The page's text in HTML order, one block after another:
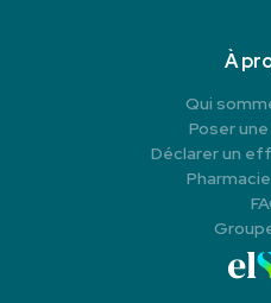
À
Qui
Poser
Déclarer un